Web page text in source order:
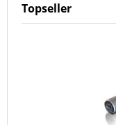
Topseller